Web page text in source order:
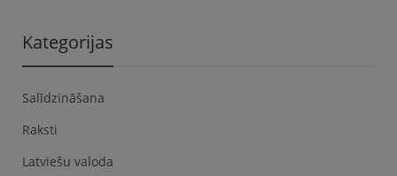
Kategorijas
Salīdzināšana
Raksti
Latviešu valoda